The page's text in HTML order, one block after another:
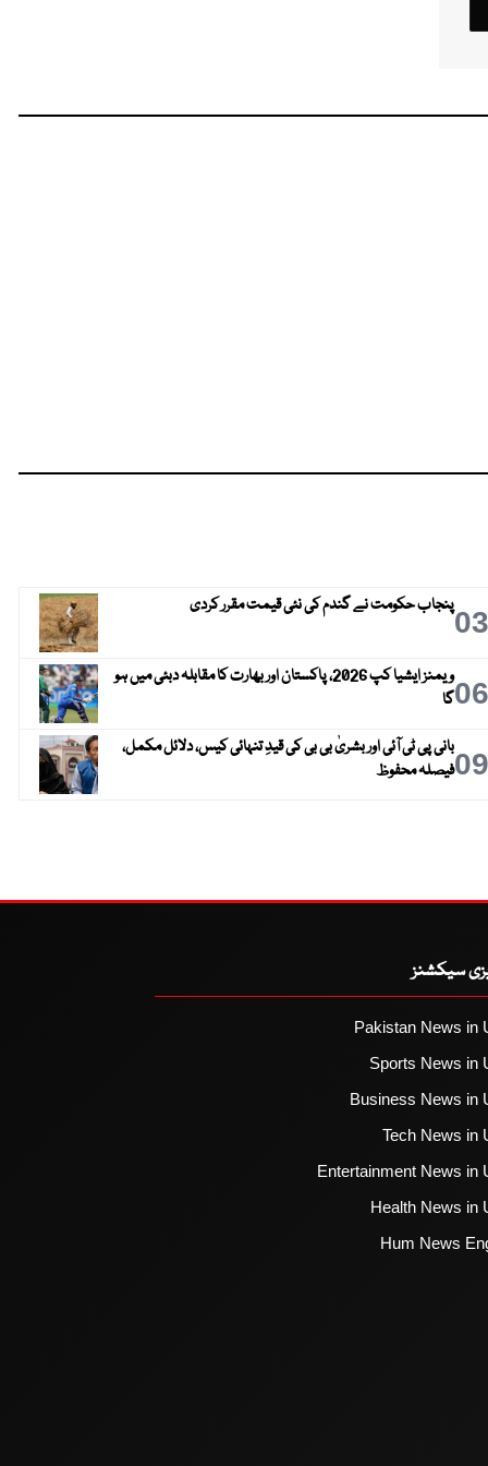
03پنجاب حکومت نے گندم کی نئی قیمت مقرر کردی
06
ویمنز ایشیا کپ 2026، پاکستان اور بھارت کا مقابلہ دبئی میں ہو
گا
09بانی پی ٹی آئی اور بشریٰ بی بی کی قیدِ تنہائی کیس، دلائل مکمل،
فیصلہ محفوظ
سیکشنز
Pakistan News in
Sports News in
Business News in
Tech News in
Entertainment News in
Health News in
Hum News